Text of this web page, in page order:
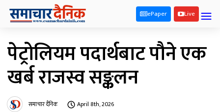
ePaper Live
पेट्रोलियम पदार्थबाट पौने एक
खर्ब राजस्व सङ्कलन
समाचार दैनिक April 8th, 2026